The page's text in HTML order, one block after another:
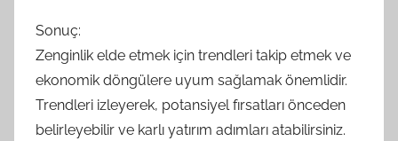
Sonuç:
Zenginlik elde etmek için trendleri takip etmek ve
ekonomik döngülere uyum sağlamak önemlidir.
Trendleri izleyerek, potansiyel fırsatları önceden
belirleyebilir ve karlı yatırım adımları atabilirsiniz.